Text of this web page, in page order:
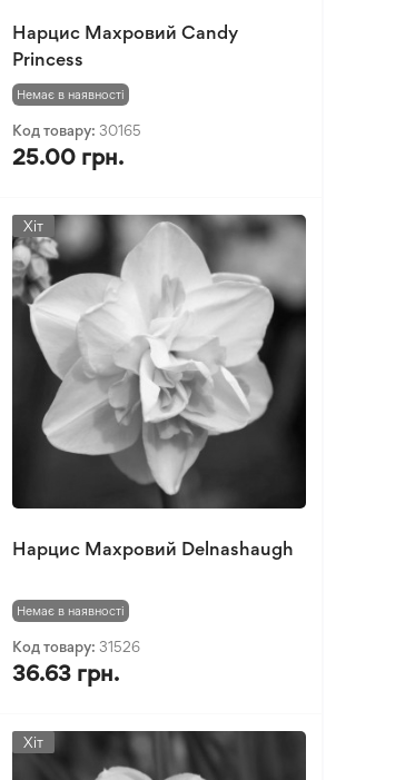
Нарцис Махровий Candy
Princess
Немає в наявності
Код товару: 30165
25.00 грн.
Хіт
Нарцис Махровий Delnashaugh
Немає в наявності
Код товару: 31526
36.63 грн.
Хіт